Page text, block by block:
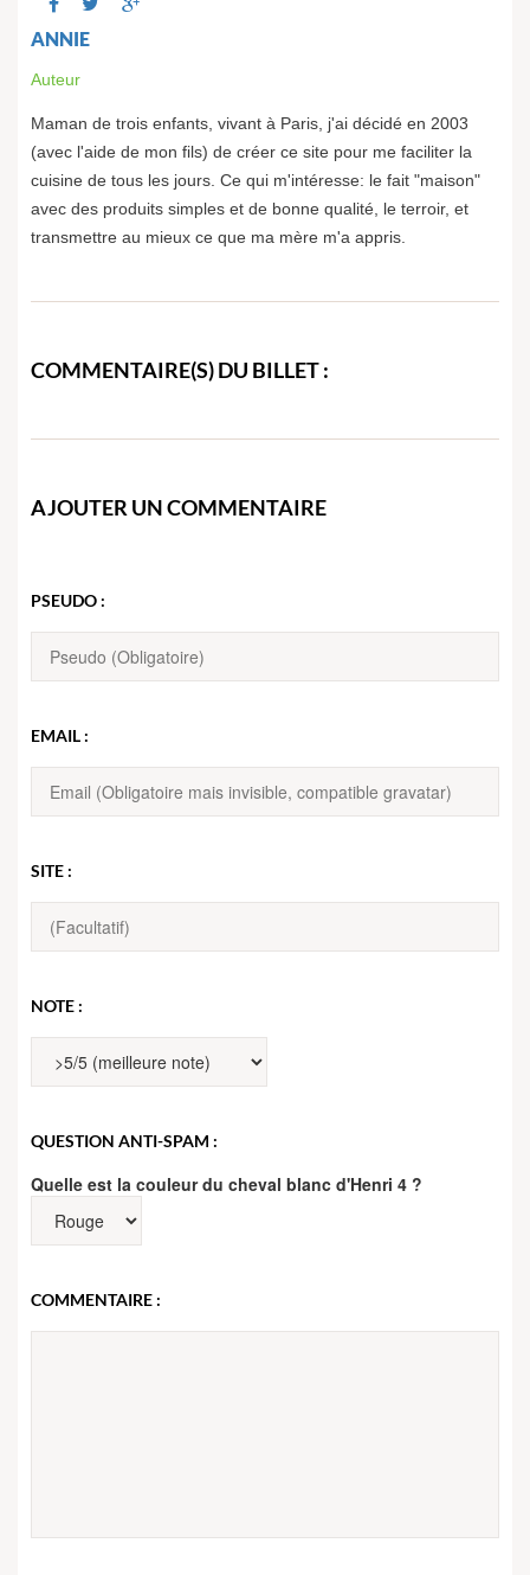
ANNIE
Auteur
Maman de trois enfants, vivant à Paris, j'ai décidé en 2003
(avec l'aide de mon fils) de créer ce site pour me faciliter la
cuisine de tous les jours. Ce qui m'intéresse: le fait "maison"
avec des produits simples et de bonne qualité, le terroir, et
transmettre au mieux ce que ma mère m'a appris.
COMMENTAIRE(S) DU BILLET :
AJOUTER UN COMMENTAIRE
PSEUDO :
EMAIL :
SITE :
NOTE :
QUESTION ANTI-SPAM :
Quelle est la couleur du cheval blanc d'Henri 4 ?
COMMENTAIRE :